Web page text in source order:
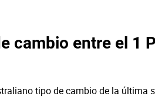
cambio entre el 1
tipo de cambio de la última